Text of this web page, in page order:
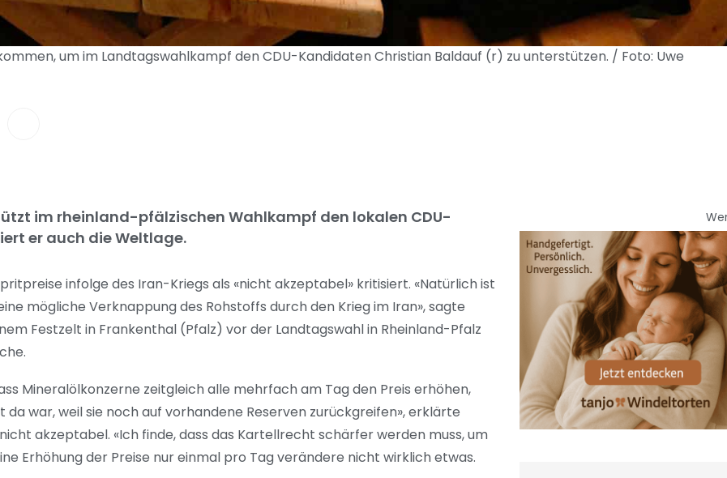
um im Landtagswahlkampf den CDU-Kandidaten Christian Baldauf (r) zu unterstützen. / Foto: Uwe
im rheinland-pfälzischen Wahlkampf den lokalen CDU-
er auch die Weltlage.
infolge des Iran-Kriegs als «nicht akzeptabel» kritisiert. «Natürlich ist
mögliche Verknappung des Rohstoffs durch den Krieg im Iran», sagte
Festzelt in Frankenthal (Pfalz) vor der Landtagswahl in Rheinland-Pfalz
Mineralölkonzerne zeitgleich alle mehrfach am Tag den Preis erhöhen,
war, weil sie noch auf vorhandene Reserven zurückgreifen», erklärte
akzeptabel. «Ich finde, dass das Kartellrecht schärfer werden muss, um
Erhöhung der Preise nur einmal pro Tag verändere nicht wirklich etwas.